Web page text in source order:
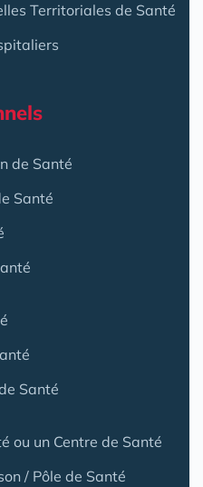
Territoriales de Santé
de Santé
Santé
Santé
ou un Centre de Santé
/ Pôle de Santé